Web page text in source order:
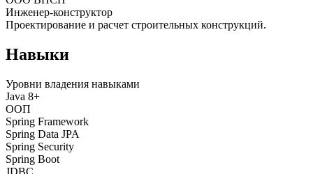
Инженер-конструктор
Проектирование и расчет строительных конструкций.
Навыки
Уровни владения навыками
Java 8+
ООП
Spring Framework
Spring Data JPA
Spring Security
Spring Boot